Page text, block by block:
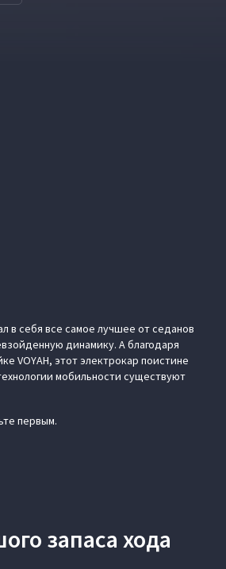
в себя все самое лучшее от седанов
динамику. А благодаря
VOYAH, этот электрокар поистине
мобильности существуют
первым.
запаса хода